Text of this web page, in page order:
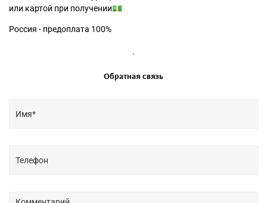
или картой при получении💵
Россия - предоплата 100%
.
Обратная связь